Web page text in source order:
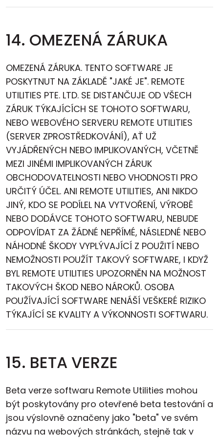
14. OMEZENÁ ZÁRUKA
OMEZENÁ ZÁRUKA. TENTO SOFTWARE JE
POSKYTNUT NA ZÁKLADĚ "JAKÉ JE". REMOTE
UTILITIES PTE. LTD. SE DISTANČUJE OD VŠECH
ZÁRUK TÝKAJÍCÍCH SE TOHOTO SOFTWARU,
NEBO WEBOVÉHO SERVERU REMOTE UTILITIES
(SERVER ZPROSTŘEDKOVÁNÍ), AŤ UŽ
VYJÁDŘENÝCH NEBO IMPLIKOVANÝCH, VČETNĚ
MEZI JINÉMI IMPLIKOVANÝCH ZÁRUK
OBCHODOVATELNOSTI NEBO VHODNOSTI PRO
URČITÝ ÚČEL. ANI REMOTE UTILITIES, ANI NIKDO
JINÝ, KDO SE PODÍLEL NA VYTVOŘENÍ, VÝROBĚ
NEBO DODÁVCE TOHOTO SOFTWARU, NEBUDE
ODPOVÍDAT ZA ŽÁDNÉ NEPŘÍMÉ, NÁSLEDNÉ NEBO
NÁHODNÉ ŠKODY VYPLÝVAJÍCÍ Z POUŽITÍ NEBO
NEMOŽNOSTI POUŽÍT TAKOVÝ SOFTWARE, I KDYŽ
BYL REMOTE UTILITIES UPOZORNĚN NA MOŽNOST
TAKOVÝCH ŠKOD NEBO NÁROKŮ. OSOBA
POUŽÍVAJÍCÍ SOFTWARE NENÁŠÍ VEŠKERÉ RIZIKO
TÝKAJÍCÍ SE KVALITY A VÝKONNOSTI SOFTWARU.
15. BETA VERZE
Beta verze softwaru Remote Utilities mohou
být poskytovány pro otevřené beta testování a
jsou výslovně označeny jako "beta" ve svém
názvu na webových stránkách, stejně tak v